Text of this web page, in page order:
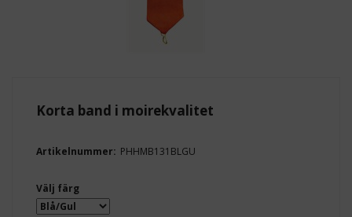
Korta band i moirekvalitet
Artikelnummer: PHHMB131BLGU
Välj färg